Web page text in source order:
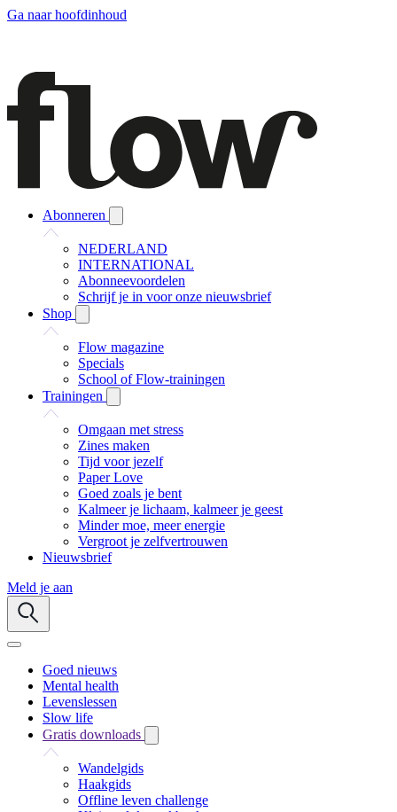
Ga naar hoofdinhoud
Abonneren
NEDERLAND
INTERNATIONAL
Abonneevoordelen
Schrijf je in voor onze nieuwsbrief
Shop
Flow magazine
Specials
School of Flow-trainingen
Trainingen
Omgaan met stress
Zines maken
Tijd voor jezelf
Paper Love
Goed zoals je bent
Kalmeer je lichaam, kalmeer je geest
Minder moe, meer energie
Vergroot je zelfvertrouwen
Nieuwsbrief
Meld je aan
Goed nieuws
Mental health
Levenslessen
Slow life
Gratis downloads
Wandelgids
Haakgids
Offline leven challenge